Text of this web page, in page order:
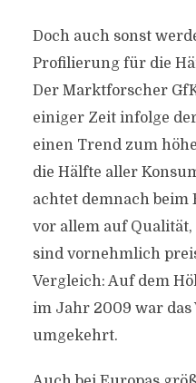
Doch auch sonst
Profilierung für die
Der Marktforscher
einiger Zeit infolge
einen Trend zum
die Hälfte aller
achtet demnach
vor allem auf
sind vornehmlich
Vergleich: Auf dem
im Jahr 2009 war das
umgekehrt.